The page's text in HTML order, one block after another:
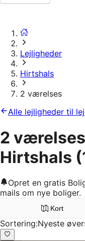
Lejligheder
Hirtshals
2 værelses
Alle lejligheder til
2
Hirtshals
Opret en gratis
mails om nye boliger.
Kort
Sortering:Nyeste